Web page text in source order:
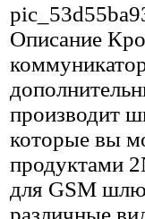
Описание
производит
которые вы
продуктами
для GSM
различные